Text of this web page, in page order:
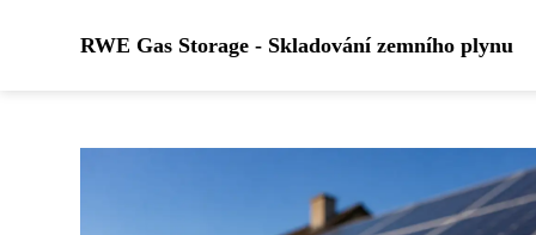
RWE Gas Storage - Skladování zemního plynu